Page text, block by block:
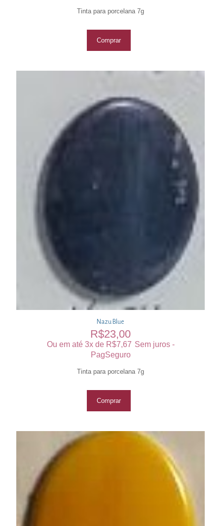
Tinta para porcelana 7g
Comprar
Nazu Blue
R$23,00
Ou em até 3x de R$7,67 Sem juros -
PagSeguro
Tinta para porcelana 7g
Comprar